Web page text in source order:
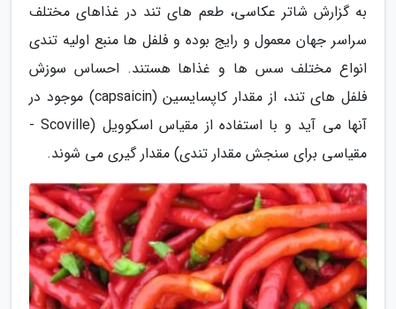
به گزارش شاتر عکاسی، طعم های تند در غذاهای مختلف
سراسر جهان معمول و رایج بوده و فلفل ها منبع اولیه تندی
انواع مختلف سس ها و غذاها هستند. احساس سوزش
فلفل های تند، از مقدار کاپسایسین (capsaicin) موجود در
آنها می آید و با استفاده از مقیاس اسکوویل (Scoville -
مقیاسی برای سنجش مقدار تندی) مقدار گیری می شوند.